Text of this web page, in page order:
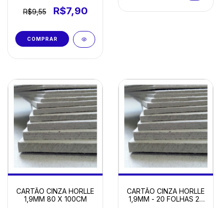
R$9,55 R$7,90
CARTÃO CINZA HORLLE
1,9MM 80 X 100CM
CARTÃO CINZA HORLLE
1,9MM - 20 FOLHAS 22